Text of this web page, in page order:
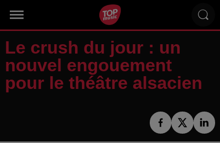
Le crush du jour : un
nouvel engouement
pour le théâtre alsacien